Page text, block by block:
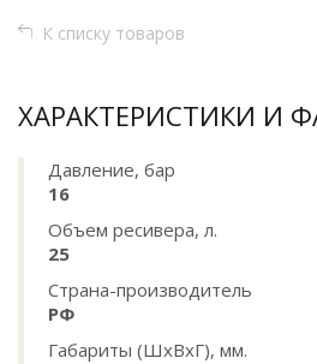
К списку товаров
ХАРАКТЕРИСТИКИ И
Давление, бар
16
Объем ресивера, л.
25
Страна-производитель
РФ
Габариты (ШхВхГ), мм.